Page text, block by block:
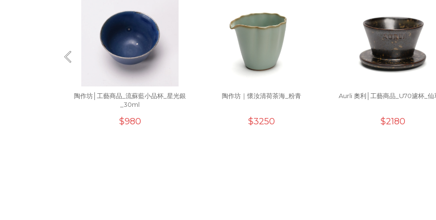
陶作坊│工藝商品_流蘇藍小品杯_星光銀
_30ml
$980
陶作坊｜懷汝清荷茶海_粉青
$3250
Aurli 奧利│工藝商品_U70濾杯_仙
$2180